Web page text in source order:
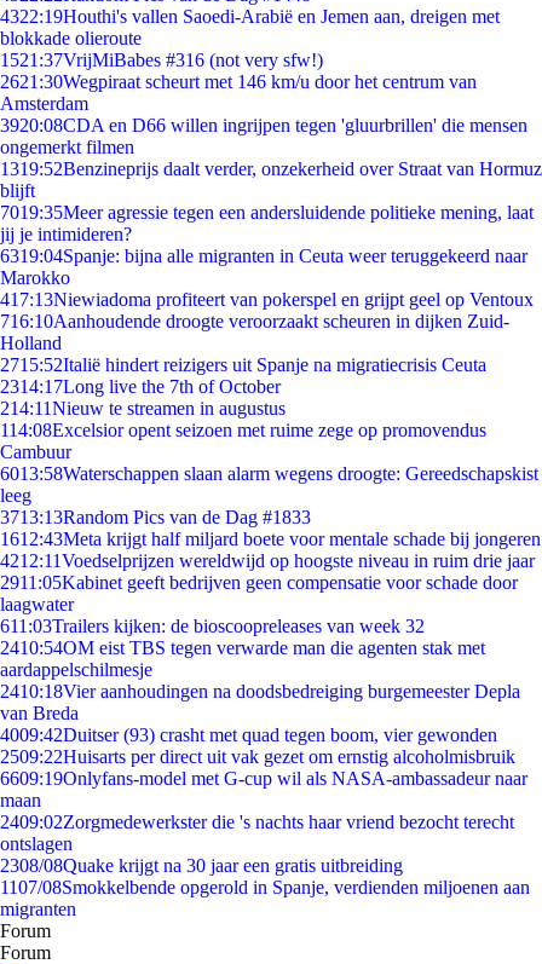
4322:19Houthi's vallen Saoedi-Arabië en Jemen aan, dreigen met
blokkade olieroute
1521:37VrijMiBabes #316 (not very sfw!)
2621:30Wegpiraat scheurt met 146 km/u door het centrum van
Amsterdam
3920:08CDA en D66 willen ingrijpen tegen 'gluurbrillen' die mensen
ongemerkt filmen
1319:52Benzineprijs daalt verder, onzekerheid over Straat van Hormuz
blijft
7019:35Meer agressie tegen een andersluidende politieke mening, laat
jij je intimideren?
6319:04Spanje: bijna alle migranten in Ceuta weer teruggekeerd naar
Marokko
417:13Niewiadoma profiteert van pokerspel en grijpt geel op Ventoux
716:10Aanhoudende droogte veroorzaakt scheuren in dijken Zuid-
Holland
2715:52Italië hindert reizigers uit Spanje na migratiecrisis Ceuta
2314:17Long live the 7th of October
214:11Nieuw te streamen in augustus
114:08Excelsior opent seizoen met ruime zege op promovendus
Cambuur
6013:58Waterschappen slaan alarm wegens droogte: Gereedschapskist
leeg
3713:13Random Pics van de Dag #1833
1612:43Meta krijgt half miljard boete voor mentale schade bij jongeren
4212:11Voedselprijzen wereldwijd op hoogste niveau in ruim drie jaar
2911:05Kabinet geeft bedrijven geen compensatie voor schade door
laagwater
611:03Trailers kijken: de bioscoopreleases van week 32
2410:54OM eist TBS tegen verwarde man die agenten stak met
aardappelschilmesje
2410:18Vier aanhoudingen na doodsbedreiging burgemeester Depla
van Breda
4009:42Duitser (93) crasht met quad tegen boom, vier gewonden
2509:22Huisarts per direct uit vak gezet om ernstig alcoholmisbruik
6609:19Onlyfans-model met G-cup wil als NASA-ambassadeur naar
maan
2409:02Zorgmedewerkster die 's nachts haar vriend bezocht terecht
ontslagen
2308/08Quake krijgt na 30 jaar een gratis uitbreiding
1107/08Smokkelbende opgerold in Spanje, verdienden miljoenen aan
migranten
Forum
Forum